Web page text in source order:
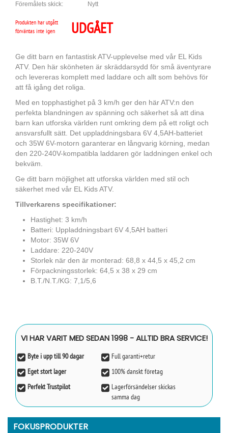
Föremålets skick:
Nytt
Produkten har utgått
förväntas inte igen
UDGÅET
Ge ditt barn en fantastisk ATV-upplevelse med vår EL Kids
ATV. Den här skönheten är skräddarsydd för små äventyrare
och levereras komplett med laddare och allt som behövs för
att få igång det roliga.
Med en topphastighet på 3 km/h ger den här ATV:n den
perfekta blandningen av spänning och säkerhet så att dina
barn kan utforska världen runt omkring dem på ett roligt och
ansvarsfullt sätt. Det uppladdningsbara 6V 4,5AH-batteriet
och 35W 6V-motorn garanterar en långvarig körning, medan
den 220-240V-kompatibla laddaren gör laddningen enkel och
bekväm.
Ge ditt barn möjlighet att utforska världen med stil och
säkerhet med vår EL Kids ATV.
Tillverkarens specifikationer:
Hastighet: 3 km/h
Batteri: Uppladdningsbart 6V 4,5AH batteri
Motor: 35W 6V
Laddare: 220-240V
Storlek när den är monterad: 68,8 x 44,5 x 45,2 cm
Förpackningsstorlek: 64,5 x 38 x 29 cm
B.T./N.T./KG: 7,1/5,6
VI HAR VARIT MED SEDAN 1998 - ALLTID BRA SERVICE!
Byte i upp till 90 dagar
Full garanti+retur
Eget stort lager
100% danskt företag
Perfekt Trustpilot
Lagerförsändelser skickas
samma dag
FOKUSPRODUKTER